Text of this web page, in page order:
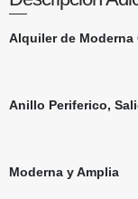
Alquiler de Moderna
Anillo Periferico,
Moderna y Amplia